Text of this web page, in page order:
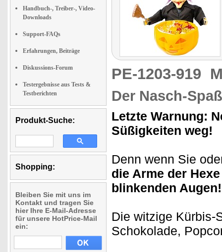
Handbuch-, Treiber-, Video-
Downloads
Support-FAQs
Erfahrungen, Beiträge
Diskussions-Forum
Testergebnisse aus Tests &
Testberichten
Produkt-Suche:
Shopping:
Bleiben Sie mit uns im
Kontakt und tragen Sie
hier Ihre E-Mail-Adresse
für unsere HotPrice-Mail
ein:
PE-1203-919
Der Nasch-
Letzte Warnung:
Süßigkeiten weg!
Denn wenn Sie
die Arme der
blinkenden Augen!
Die witzige Kürbis-
Schokolade,